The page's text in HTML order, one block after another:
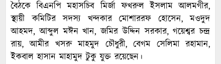
বৈঠকে বিএনপি মহাসচিব মির্জা ফখরুল ইসলাম আলমগীর,
স্থায়ী কমিটির সদস্য খন্দকার মোশাররফ হোসেন, মওদুদ
আহমদ, আব্দুল মঈন খান, জমির উদ্দিন সরকার, গয়েশ্বর চন্দ্র
রায়, আমীর খসরু মাহমুদ চৌধুরী, বেগম সেলিমা রহামান,
ইকবাল হাসান মাহামুদ টুকু যুক্ত রয়েছেন।